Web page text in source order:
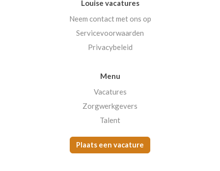
Louise vacatures
Neem contact met ons op
Servicevoorwaarden
Privacybeleid
Menu
Vacatures
Zorgwerkgevers
Talent
Plaats een vacature